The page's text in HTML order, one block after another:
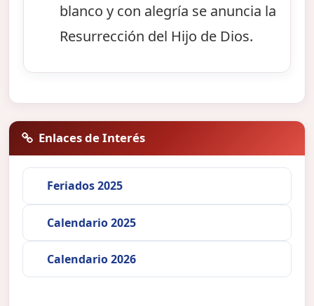
blanco y con alegría se anuncia la
Resurrección del Hijo de Dios.
Enlaces de Interés
Feriados 2025
Calendario 2025
Calendario 2026